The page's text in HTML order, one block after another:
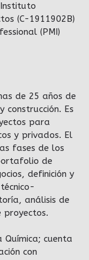
(C-1911902B)
(PMI)
de 25 años de
construcción. Es
para
y privados. El
fases de los
de
definición y
análisis de
proyectos.
Química; cuenta
con